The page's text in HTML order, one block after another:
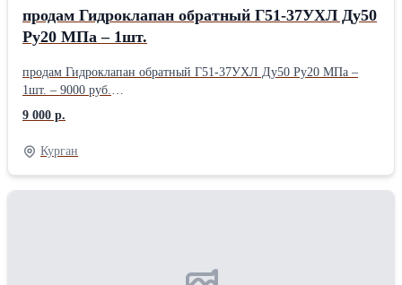
продам Гидроклапан обратный Г51-37УХЛ Ду50
Ру20 МПа – 1шт.
продам Гидроклапан обратный Г51-37УХЛ Ду50 Ру20 МПа –
1шт. – 9000 руб.
9 000 р.
Курган